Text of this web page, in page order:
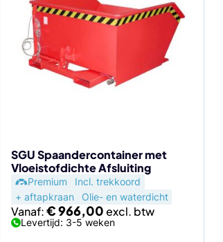
SGU Spaandercontainer met
Vloeistofdichte Afsluiting
Premium
Incl. trekkoord
+ aftapkraan
Olie- en waterdicht
Vanaf:€966,00
Levertijd: 3-5 weken
heeft
meerdere
variaties.
Deze
optie
de
productpagina